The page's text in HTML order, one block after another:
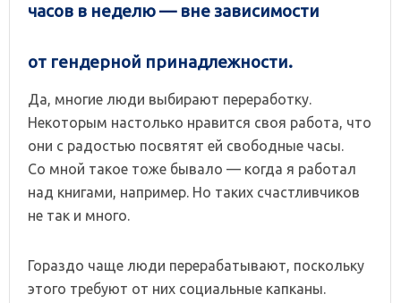
часов в неделю — вне зависимости
от гендерной принадлежности.
Да, многие люди выбирают переработку.
Некоторым настолько нравится своя работа, что
они с радостью посвятят ей свободные часы.
Со мной такое тоже бывало — когда я работал
над книгами, например. Но таких счастливчиков
не так и много.
Гораздо чаще люди перерабатывают, поскольку
этого требуют от них социальные капканы.